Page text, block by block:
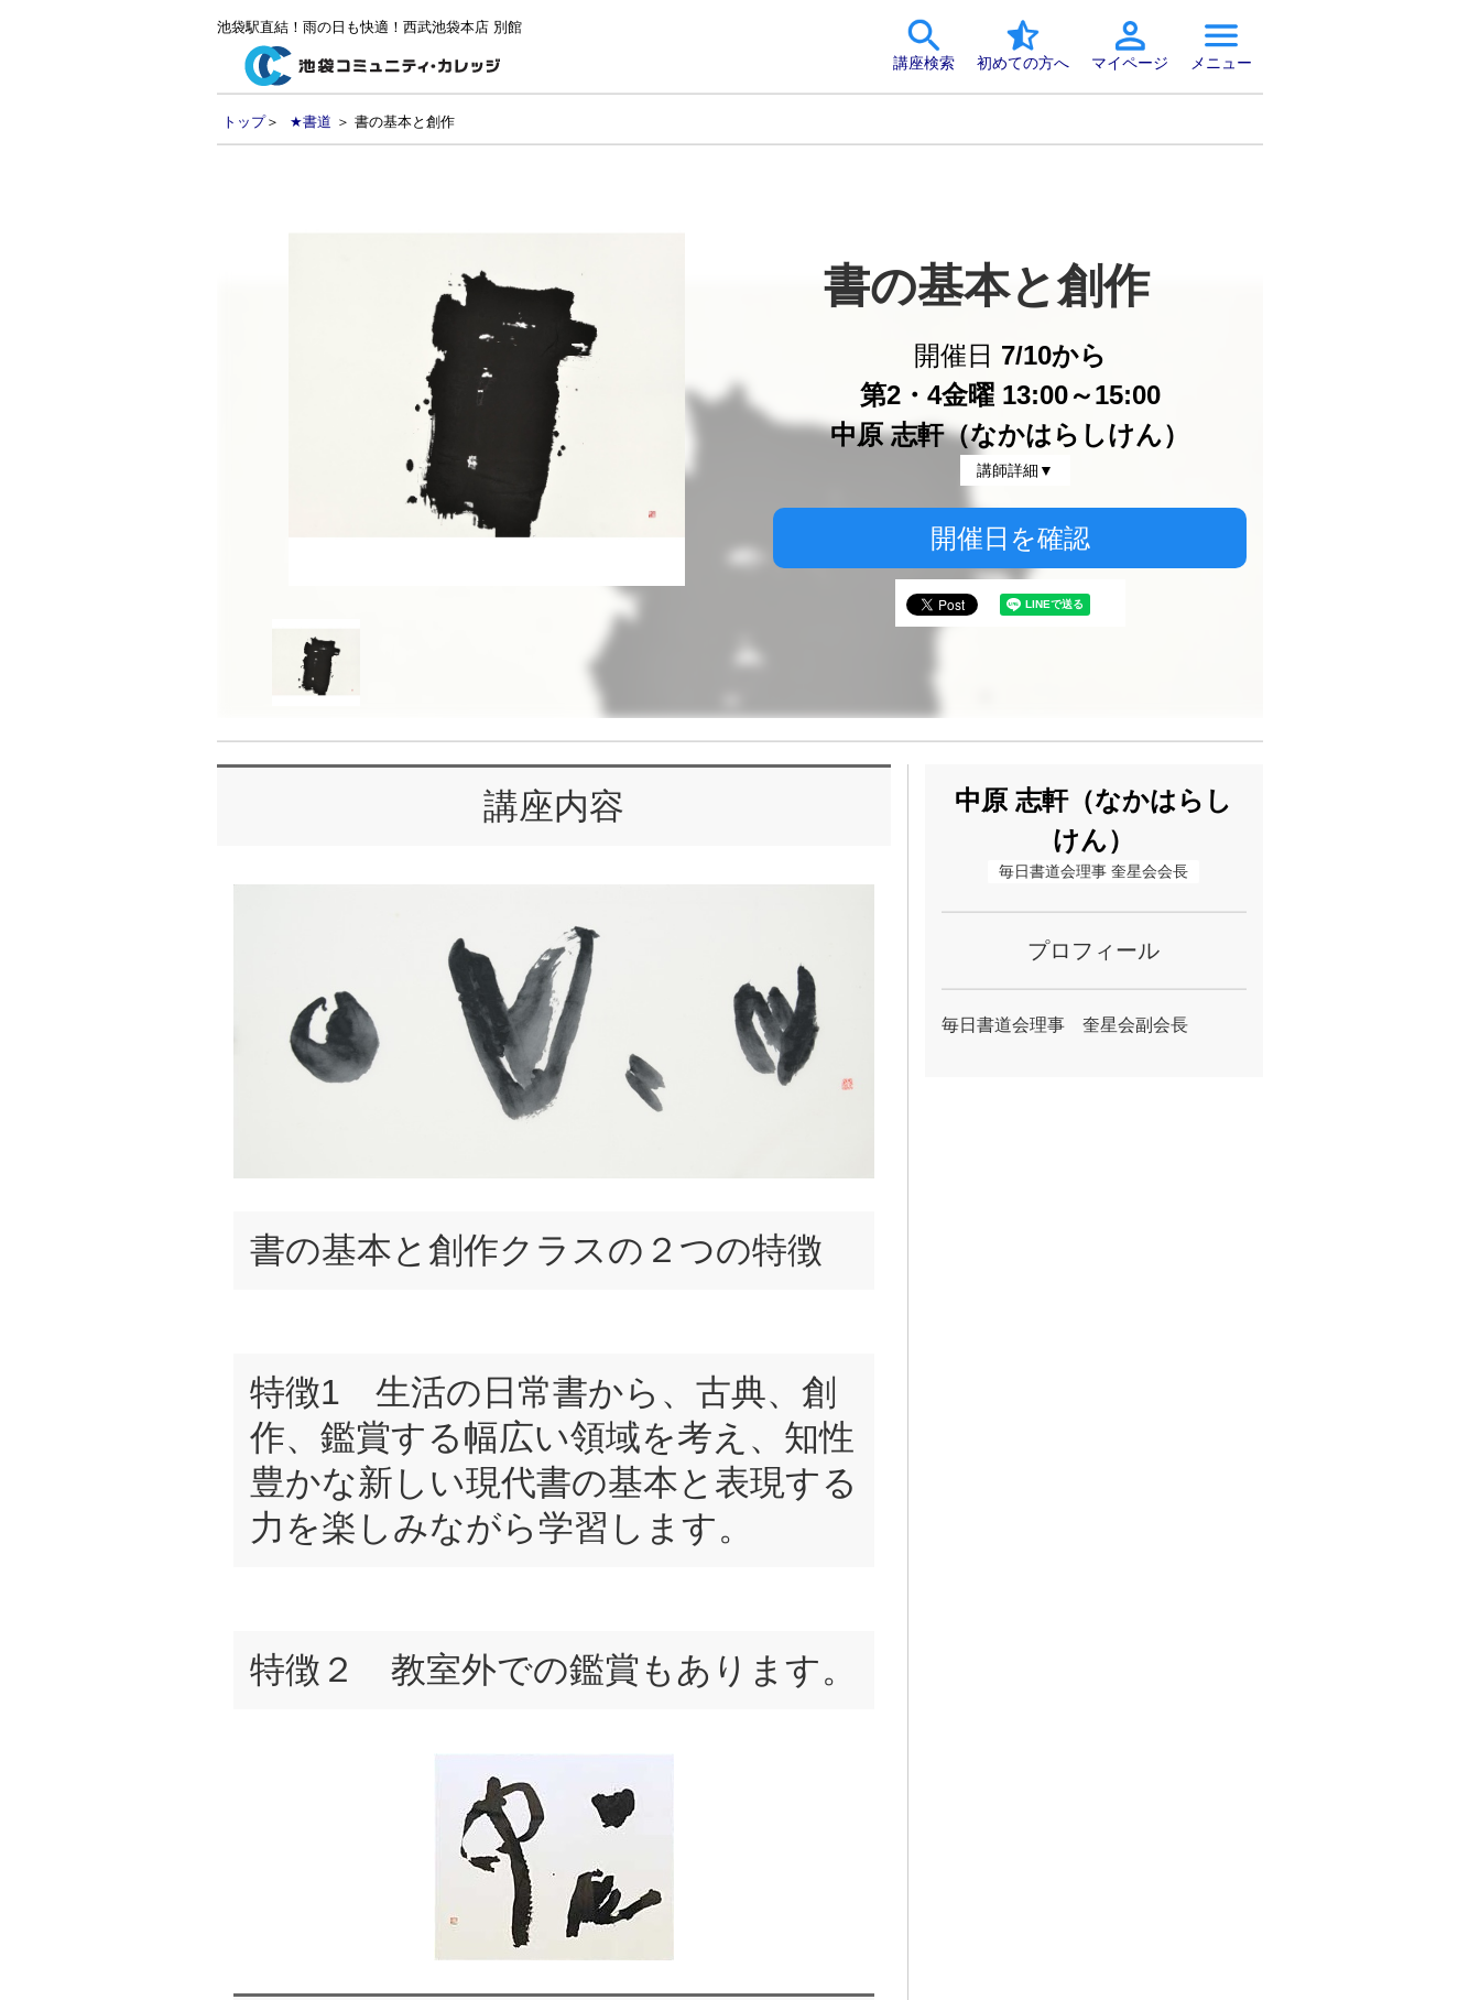
池袋駅直結！雨の日も快適！西武池袋本店 別館
講座検索 初めての方へ マイページ メニュー
トップ＞ ★書道 ＞ 書の基本と創作
書の基本と創作
開催日 7/10から
第2・4金曜 13:00～15:00
中原 志軒（なかはらしけん）
講師詳細▼
開催日を確認
講座内容
書の基本と創作クラスの２つの特徴
特徴1 生活の日常書から、古典、創
作、鑑賞する幅広い領域を考え、知性
豊かな新しい現代書の基本と表現する
力を楽しみながら学習します。
特徴２ 教室外での鑑賞もあります。
中原 志軒（なかはらし
けん）
毎日書道会理事 奎星会会長
プロフィール
毎日書道会理事 奎星会副会長